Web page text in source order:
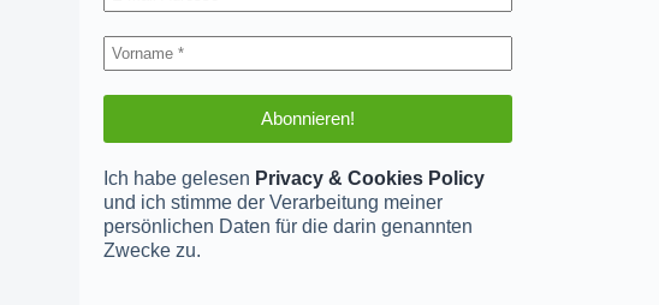
Ich habe gelesen Privacy & Cookies Policy
und ich stimme der Verarbeitung meiner
persönlichen Daten für die darin genannten
Zwecke zu.